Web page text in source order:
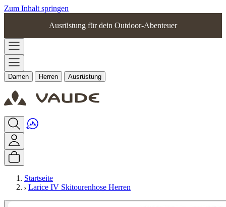
Zum Inhalt springen
Ausrüstung für dein Outdoor-Abenteuer
Damen Herren Ausrüstung
Startseite
Larice IV Skitourenhose Herren